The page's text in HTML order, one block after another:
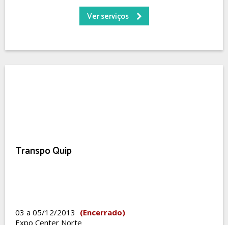
Ver serviços
Transpo Quip
03 a 05/12/2013 (Encerrado)
Expo Center Norte